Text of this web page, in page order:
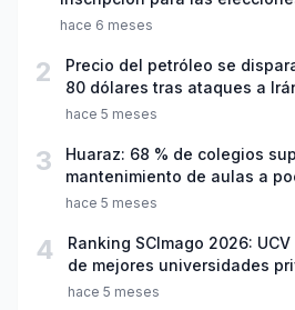
hace 6 meses
2
Precio del petróleo se
80 dólares tras ataques a
hace 5 meses
3
Huaraz: 68 % de colegios
mantenimiento de aulas a
año escolar 2026
hace 5 meses
4
Ranking SCImago 2026:
de mejores universidades
hace 5 meses